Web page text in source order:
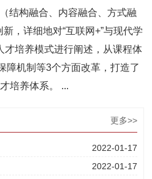
结构融合、内容融合、方式融
，详细地对“互联网+”与现代学
才培养模式进行阐述，从课程体
障机制等3个方面改革，打造了
培养体系。 ...
更多>>
2022-01-17
2022-01-17